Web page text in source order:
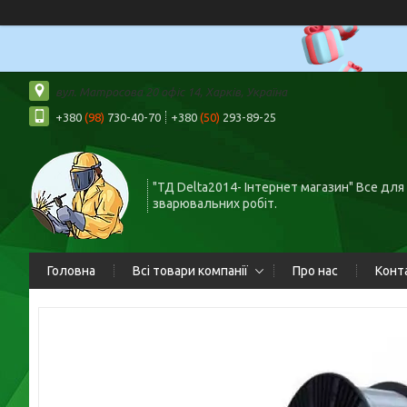
вул. Матросова 20 офіс 14, Харків, Україна
+380 (98) 730-40-70 +380 (50) 293-89-25
"ТД Delta2014- Інтернет магазин" Все для
зварювальних робіт.
Головна Всі товари компанії Про нас